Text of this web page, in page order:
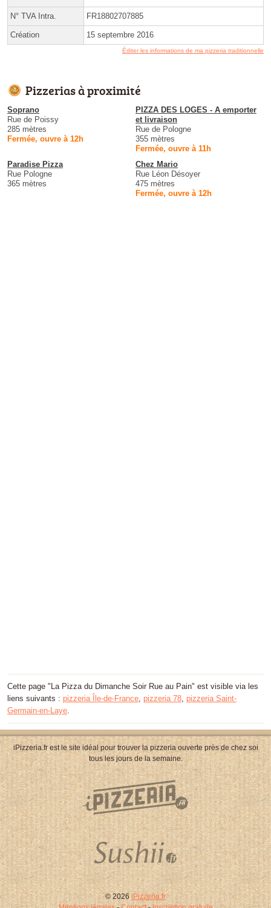
N° TVA Intra. FR18802707885
Création 15 septembre 2016
Éditer les informations de ma pizzeria traditionnelle
Pizzerias à proximité
Soprano
Rue de Poissy
285 mètres
Fermée, ouvre à 12h
PIZZA DES LOGES - A emporter
et livraison
Rue de Pologne
355 mètres
Fermée, ouvre à 11h
Paradise Pizza
Rue Pologne
365 mètres
Chez Mario
Rue Léon Désoyer
475 mètres
Fermée, ouvre à 12h
Cette page "La Pizza du Dimanche Soir Rue au Pain" est visible via les
liens suivants : pizzeria Île-de-France, pizzeria 78, pizzeria Saint-
Germain-en-Laye.
iPizzeria.fr est le site idéal pour trouver la pizzeria ouverte près de chez soi
tous les jours de la semaine.
© 2026 iPizzeria.fr